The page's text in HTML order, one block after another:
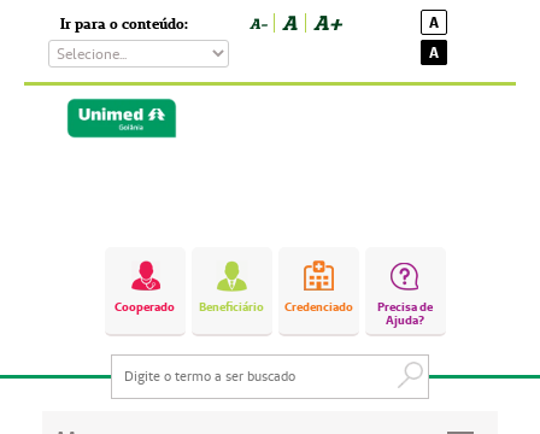
Ir para o conteúdo: A- A A+
A
A
Cooperado Beneficiário Credenciado
Precisa de
Ajuda?